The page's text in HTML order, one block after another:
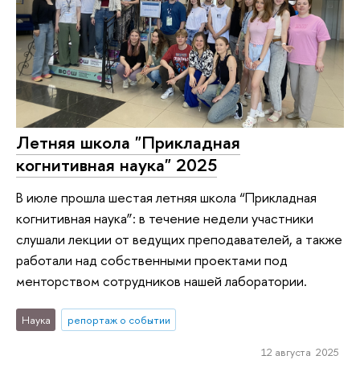
Летняя школа "Прикладная
когнитивная наука" 2025
В июле прошла шестая летняя школа “Прикладная
когнитивная наука”: в течение недели участники
слушали лекции от ведущих преподавателей, а также
работали над собственными проектами под
менторством сотрудников нашей лаборатории.
Наука репортаж о событии
12 августа 2025